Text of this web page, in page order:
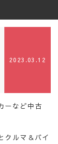
2023.03.12
ーなど中古
クルマ＆バイ